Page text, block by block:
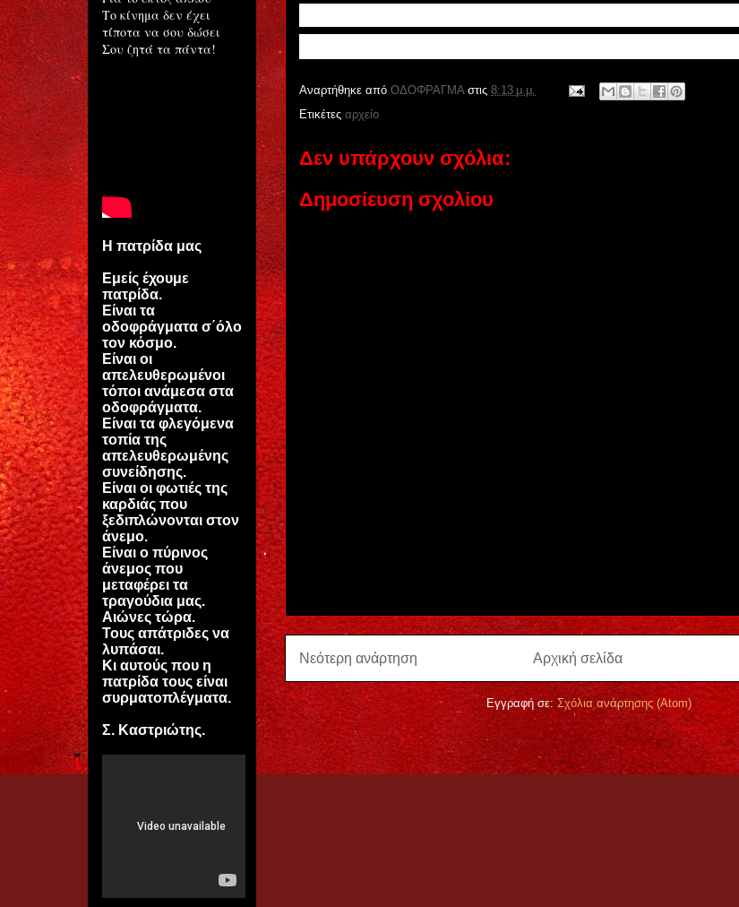
Αναρτήθηκε από ΟΔΟΦΡΑΓΜΑ στις 8:13 μ.μ.
Ετικέτες αρχείο
Δεν υπάρχουν σχόλια:
Δημοσίευση σχολίου
Νεότερη ανάρτηση Αρχική σελίδα
Εγγραφή σε:Σχόλια ανάρτησης (Atom)
Το κίνημα δεν έχει
τίποτα να σου δώσει
Σου ζητά τα πάντα!
Η πατρίδα μας
Εμείς έχουμε
πατρίδα.
Είναι τα
οδοφράγματα σ΄όλο
τον κόσμο.
Είναι οι
απελευθερωμένοι
τόποι ανάμεσα στα
οδοφράγματα.
Είναι τα φλεγόμενα
τοπία της
απελευθερωμένης
συνείδησης.
Είναι οι φωτιές της
καρδιάς που
ξεδιπλώνονται στον
άνεμο.
Είναι ο πύρινος
άνεμος που
μεταφέρει τα
τραγούδια μας.
Αιώνες τώρα.
Τους απάτριδες να
λυπάσαι.
Κι αυτούς που η
πατρίδα τους είναι
συρματοπλέγματα.
Σ. Καστριώτης.